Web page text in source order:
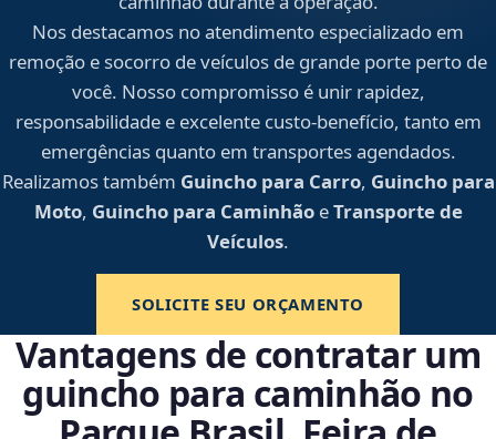
Nos destacamos no atendimento especializado em
remoção e socorro de veículos de grande porte perto de
você. Nosso compromisso é unir rapidez,
responsabilidade e excelente custo-benefício, tanto em
emergências quanto em transportes agendados.
Realizamos também Guincho para Carro, Guincho para
Moto, Guincho para CaminhãoeTransporte de
Veículos.
SOLICITE SEU ORÇAMENTO
Vantagens de contratar um
guincho para caminhão no